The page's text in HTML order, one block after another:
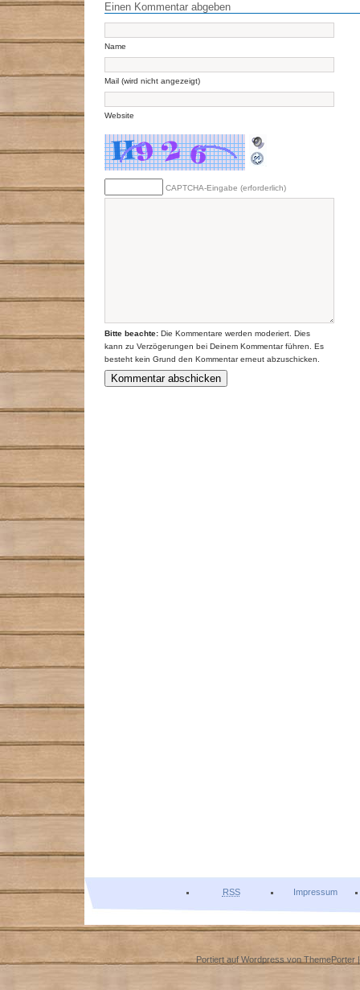
Einen Kommentar abgeben
Name
Mail (wird nicht angezeigt)
Website
CAPTCHA-Eingabe (erforderlich)
Bitte beachte: Die Kommentare werden moderiert. Dies
kann zu Verzögerungen bei Deinem Kommentar führen. Es
besteht kein Grund den Kommentar erneut abzuschicken.
RSS Impressum
Portiert auf Wordpress von ThemePorter|